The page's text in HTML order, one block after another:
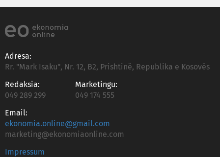
Adresa:
Rr. "Mark Isaku", Nr. 12, B2, Prishtinë, Republika e Kosovës
Redaksia:
049 289 299
Marketingu:
049 174 555
Email:
ekonomia.online@gmail.com
marketing@ekonomiaonline.com
Impressum